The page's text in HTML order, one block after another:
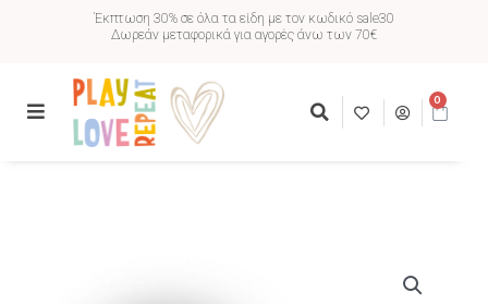
Έκπτωση 30% σε όλα τα είδη με τον κωδικό sale30
Δωρεάν μεταφορικά για αγορές άνω των 70€
0